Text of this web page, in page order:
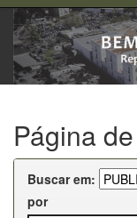
Skip
navigation
Previous
Página
Buscar em:
por